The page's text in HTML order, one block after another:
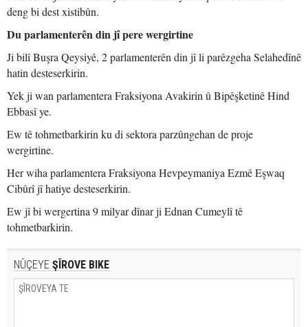
deng bi dest xistibûn.
Du parlamenterên din jî pere wergirtine
Ji bilî Buşra Qeysiyê, 2 parlamenterên din jî li parêzgeha Selahedînê
hatin desteserkirin.
Yek ji wan parlamentera Fraksiyona Avakirin û Bipêşketinê Hind
Ebbasî ye.
Ew tê tohmetbarkirin ku di sektora parzûngehan de proje
wergirtine.
Her wiha parlamentera Fraksiyona Hevpeymaniya Ezmê Eşwaq
Cibûrî jî hatiye desteserkirin.
Ew jî bi wergertina 9 milyar dînar ji Ednan Cumeylî tê
tohmetbarkirin.
NÛÇEYE ŞÎROVE BIKE